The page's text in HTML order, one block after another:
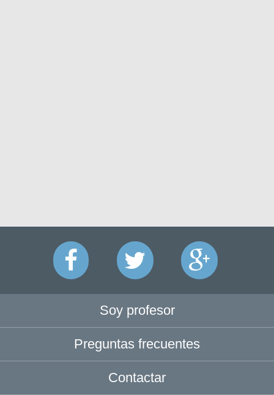
Soy profesor
Preguntas frecuentes
Contactar